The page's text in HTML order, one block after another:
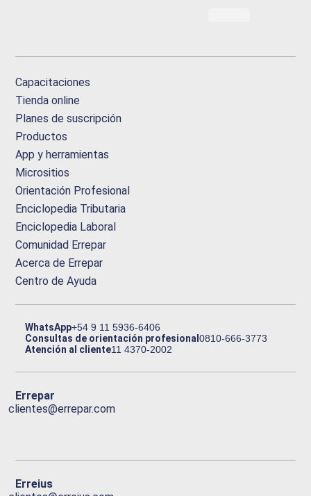
Capacitaciones
Tienda online
Planes de suscripción
Productos
App y herramientas
Micrositios
Orientación Profesional
Enciclopedia Tributaria
Enciclopedia Laboral
Comunidad Errepar
Acerca de Errepar
Centro de Ayuda
WhatsApp+54 9 11 5936-6406
Consultas de orientación profesional0810-666-3773
Atención al cliente11 4370-2002
Errepar
clientes@errepar.com
Erreius